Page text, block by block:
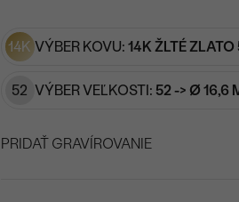
14K VÝBER KOVU: 14K ŽLTÉ
52 VÝBER VEĽKOSTI: 52 -> Ø 16,6
PRIDAŤ GRAVÍROVANIE